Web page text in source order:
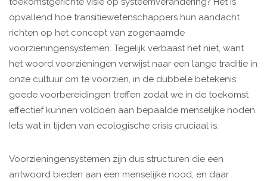
opvallend hoe transitiewetenschappers hun aandacht
richten op het concept van zogenaamde
voorzieningensystemen. Tegelijk verbaast het niet, want
het woord voorzieningen verwijst naar een lange traditie in
onze cultuur om te voorzien, in de dubbele betekenis:
goede voorbereidingen treffen zodat we in de toekomst
effectief kunnen voldoen aan bepaalde menselijke noden.
Iets wat in tijden van ecologische crisis cruciaal is.
Voorzieningensystemen zijn dus structuren die een
antwoord bieden aan een menselijke nood, en daar